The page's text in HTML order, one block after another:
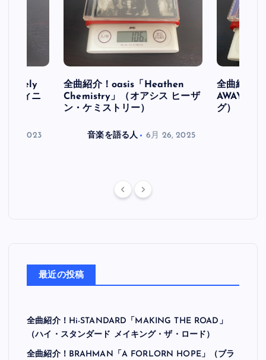
フィニ
30, 2023
全曲紹介！oasis「Heathen
Chemistry」（オアシス ヒーザ
ン・ケミストリー）
音楽を語る人 6月 26, 2025
全曲紹介
AWAY」
グ）
最近の投稿
全曲紹介！Hi-STANDARD「MAKING THE ROAD」
（ハイ・スタンダード メイキング・ザ・ロード）
全曲紹介！BRAHMAN「A FORLORN HOPE」（ブラ